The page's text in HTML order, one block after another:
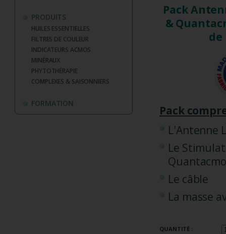
PRODUITS
HUILES ESSENTIELLES
FILTRES DE COULEUR
INDICATEURS ACMOS
MINÉRAUX
PHYTOTHÉRAPIE
COMPLEXES & SAISONNIERS
FORMATION
Pack
&
de
Pack
L'Antenne
Le
Le câble
La masse
QUANTITÉ :